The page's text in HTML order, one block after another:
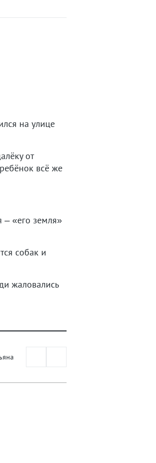
на улице
от
всё же
– «его земля»
собак и
жаловались